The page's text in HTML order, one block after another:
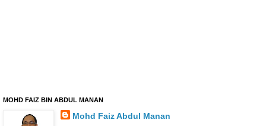
MOHD FAIZ BIN ABDUL MANAN
Mohd Faiz Abdul Manan